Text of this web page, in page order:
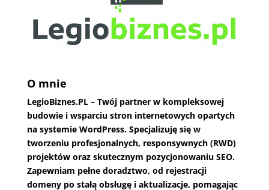
O mnie
LegioBiznes.PL– Twój partner w kompleksowej
budowie i wsparciu stron internetowych opartych
na systemie WordPress. Specjalizuję się w
tworzeniu profesjonalnych, responsywnych (RWD)
projektów oraz skutecznym pozycjonowaniu SEO.
Zapewniam pełne doradztwo, od rejestracji
domeny po stałą obsługę i aktualizacje, pomagając